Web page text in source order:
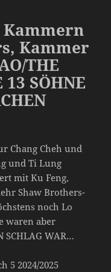
Kammer
THE
13 SÖHNE
Chang Cheh und
und Ti Lung
mit Ku Feng,
Shaw Brothers-
noch Lo
waren aber
SCHLAG WAR…
5 2024/2025